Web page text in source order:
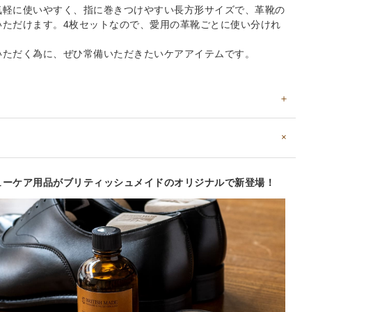
に使いやすく、指に巻きつけやすい長方形サイズで、革靴の
だけます。4枚セットなので、愛用の革靴ごとに使い分けれ
だく為に、ぜひ常備いただきたいケアアイテムです。
ケア用品がブリティッシュメイドのオリジナルで新登場！